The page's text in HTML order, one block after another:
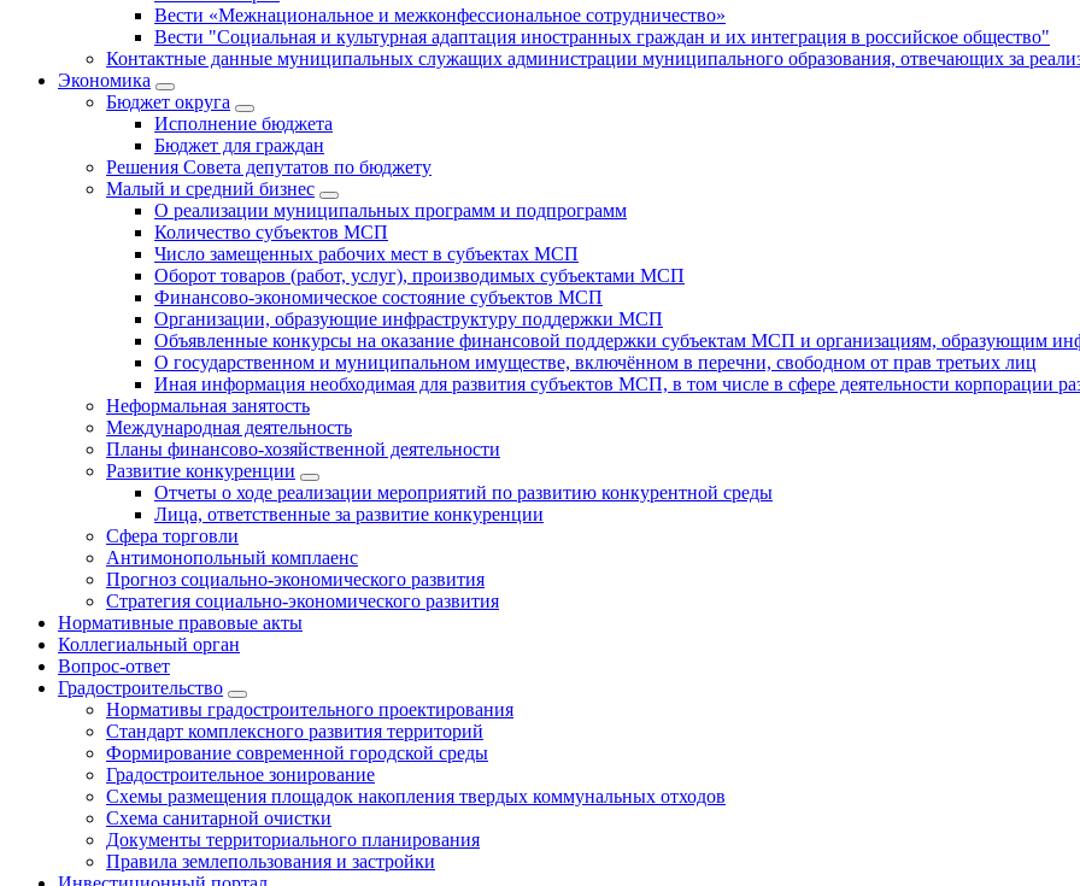
Вести «Межнациональное и межконфессиональное сотрудничество»
Вести "Социальная и культурная адаптация иностранных граждан и их интеграция в российское общество"
Контактные данные муниципальных служащих администрации муниципального образования, отвечающих за
Экономика
Бюджет округa
Исполнение бюджета
Бюджет для граждан
Решения Совета депутатов по бюджету
Малый и средний бизнес
О реализации муниципальных программ и подпрограмм
Количество субъектов МСП
Число замещенных рабочих мест в субъектах МСП
Оборот товаров (работ, услуг), производимых субъектами МСП
Финансово-экономическое состояние субъектов МСП
Организации, образующие инфраструктуру поддержки МСП
Объявленные конкурсы на оказание финансовой поддержки субъектам МСП и организациям, образующим
О государственном и муниципальном имуществе, включённом в перечни, свободном от прав третьих лиц
Иная информация необходимая для развития субъектов МСП, в том числе в сфере деятельности корпорации
Неформальная занятость
Международная деятельность
Планы финансово-хозяйственной деятельности
Развитие конкуренции
Отчеты о ходе реализации мероприятий по развитию конкурентной среды
Лица, ответственные за развитие конкуренции
Сфера торговли
Антимонопольный комплаенс
Прогноз социально-экономического развития
Стратегия социально-экономического развития
Нормативные правовые акты
Коллегиальный орган
Вопрос-ответ
Градостроительство
Нормативы градостроительного проектирования
Стандарт комплексного развития территорий
Формирование современной городской среды
Градостроительное зонирование
Схемы размещения площадок накопления твердых коммунальных отходов
Схема санитарной очистки
Документы территориального планирования
Правила землепользования и застройки